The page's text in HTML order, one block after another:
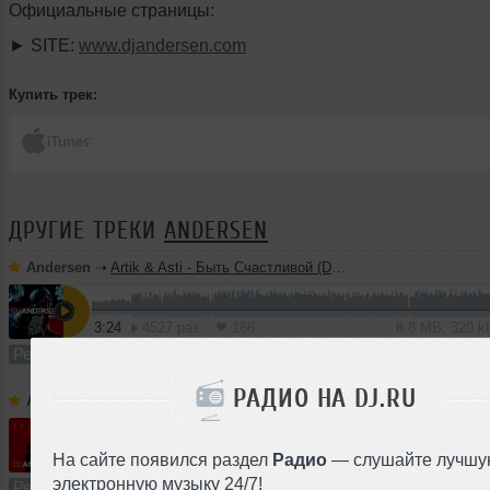
РАДИО НА DJ.RU
На сайте появился раздел Радио — слушайте
электронную музыку 24/7!
Официальные страницы:
► SITE: www.djandersen.com
Купить трек:
ДРУГИЕ ТРЕКИ ANDERSEN
Andersen ➝ Artik & Asti - Быть Счастливой (DJ Andersen Remix)
3:24
Ремикс
Andersen Артем Качер, Ани Лорак - Вулканы (DJ Andersen Remix)
3:25 752 раза 35 8.3 MB, 320